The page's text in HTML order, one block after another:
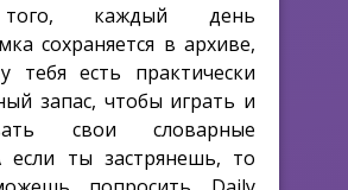
каждый день
сохраняется в архиве,
тебя есть практически
запас, чтобы играть и
свои словарные
если ты застрянешь, то